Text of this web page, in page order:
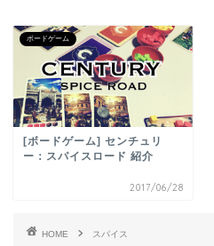
ボードゲーム
[ボードゲーム] センチュリ
ー：スパイスロード 紹介
2017/06/28
HOME スパイス